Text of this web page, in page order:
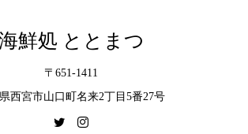
鮮処 ととまつ
〒651-1411
西宮市山口町名来2丁目5番27号